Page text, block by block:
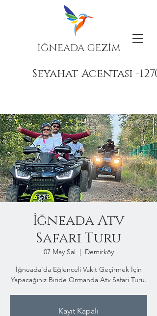
İĞNEADA GEZİM
Seyahat Acentası -
İğneada Atv
Safari Turu
07 May Sal
  |
Demirköy
İğneada'da Eğlenceli Vakit Geçirmek İçin
Yapacağınız Biride Ormanda Atv Safari Turu.
Kayıt Kapalı